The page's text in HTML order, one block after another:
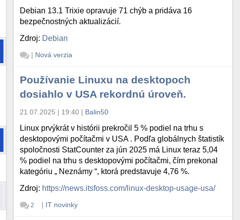
Debian 13.1 Trixie opravuje 71 chýb a pridáva 16
bezpečnostných aktualizácií.
Zdroj: Debian
| Nová verzia
Používanie Linuxu na desktopoch
dosiahlo v USA rekordnú úroveň.
21.07.2025 | 19:40 | Balin50
Linux prvýkrát v histórii prekročil 5 % podiel na trhu s
desktopovými počítačmi v USA . Podľa globálnych štatistík
spoločnosti StatCounter za jún 2025 má Linux teraz 5,04
% podiel na trhu s desktopovými počítačmi, čím prekonal
kategóriu „ Neznámy “, ktorá predstavuje 4,76 %.
Zdroj: https://news.itsfoss.com/linux-desktop-usage-usa/
2 | IT novinky